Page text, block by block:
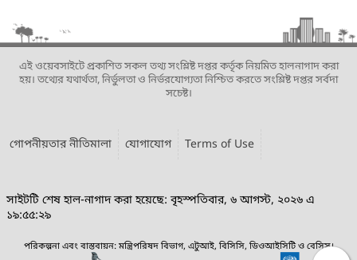
এই ওয়েবসাইটে প্রকাশিত সকল তথ্য সংশ্লিষ্ট দপ্তর কর্তৃক নিয়মিত হালনাগাদ করা
হয়। তথ্যের যথার্থতা, নির্ভুলতা ও নির্ভরযোগ্যতা নিশ্চিত করতে সংশ্লিষ্ট দপ্তর সর্বদা
সচেষ্ট।
গোপনীয়তার নীতিমালা যোগাযোগ Terms of Use
সাইটটি শেষ হাল-নাগাদ করা হয়েছে: বৃহস্পতিবার, ৬ আগস্ট, ২০২৬ এ
১৯:৫৫:২৯
পরিকল্পনা এবং বাস্তবায়ন: মন্ত্রিপরিষদ বিভাগ, এটুআই, বিসিসি, ডিওআইসিটি ও বেসিস।